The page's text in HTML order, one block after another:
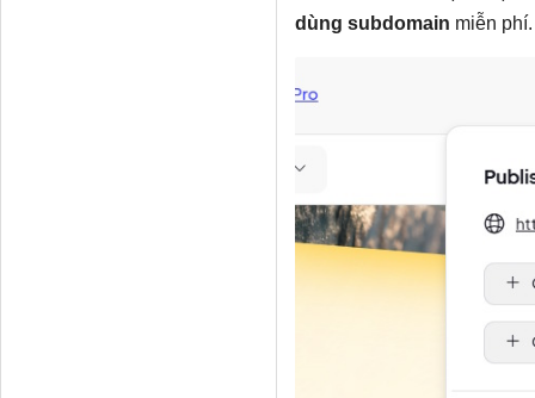
dùng subdomain miễn phí.